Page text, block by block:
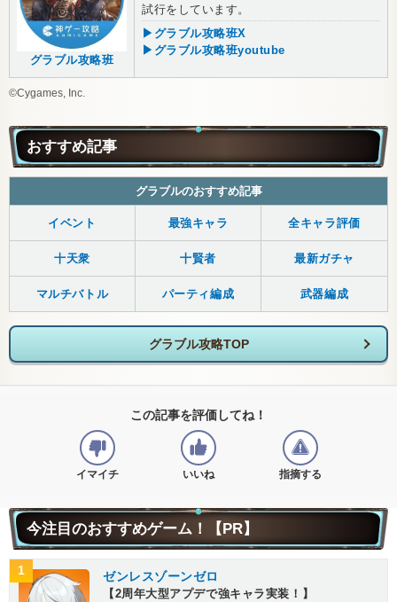
グラブル攻略班
試行をしています。
▶グラブル攻略班X
▶グラブル攻略班youtube
©Cygames, Inc.
おすすめ記事
グラブルのおすすめ記事
イベント 最強キャラ 全キャラ評価
十天衆 十賢者 最新ガチャ
マルチバトル パーティ編成 武器編成
グラブル攻略TOP
この記事を評価してね！
イマイチ いいね 指摘する
今注目のおすすめゲーム！【PR】
1 ゼンレスゾーンゼロ
【2周年大型アプデで強キャラ実装！】